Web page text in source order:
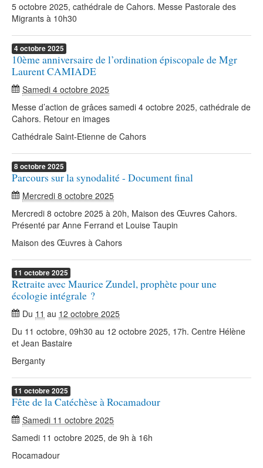
5 octobre 2025, cathédrale de Cahors. Messe Pastorale des
Migrants à 10h30
4octobre2025
10ème anniversaire de l’ordination épiscopale de Mgr
Laurent CAMIADE
Samedi 4 octobre 2025
Messe d’action de grâces samedi 4 octobre 2025, cathédrale de
Cahors. Retour en images
Cathédrale Saint-Etienne de Cahors
8octobre2025
Parcours sur la synodalité - Document final
Mercredi 8 octobre 2025
Mercredi 8 octobre 2025 à 20h, Maison des Œuvres Cahors.
Présenté par Anne Ferrand et Louise Taupin
Maison des Œuvres à Cahors
11 octobre2025
Retraite avec Maurice Zundel, prophète pour une
écologie intégrale ?
Du 11 au 12 octobre 2025
Du 11 octobre, 09h30 au 12 octobre 2025, 17h. Centre Hélène
et Jean Bastaire
Berganty
11 octobre2025
Fête de la Catéchèse à Rocamadour
Samedi 11 octobre 2025
Samedi 11 octobre 2025, de 9h à 16h
Rocamadour